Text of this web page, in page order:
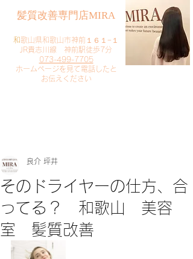
​髪質改善専門店MIRA
​和歌山県和歌山市神前１６１−１
JR貴志川線 神前駅徒歩7分
073-499-7705
​ホームページを見て電話したと
お伝えください
そのドライヤーの仕方、合
ってる？ 和歌山 美容
室 髪質改善
良介 坪井